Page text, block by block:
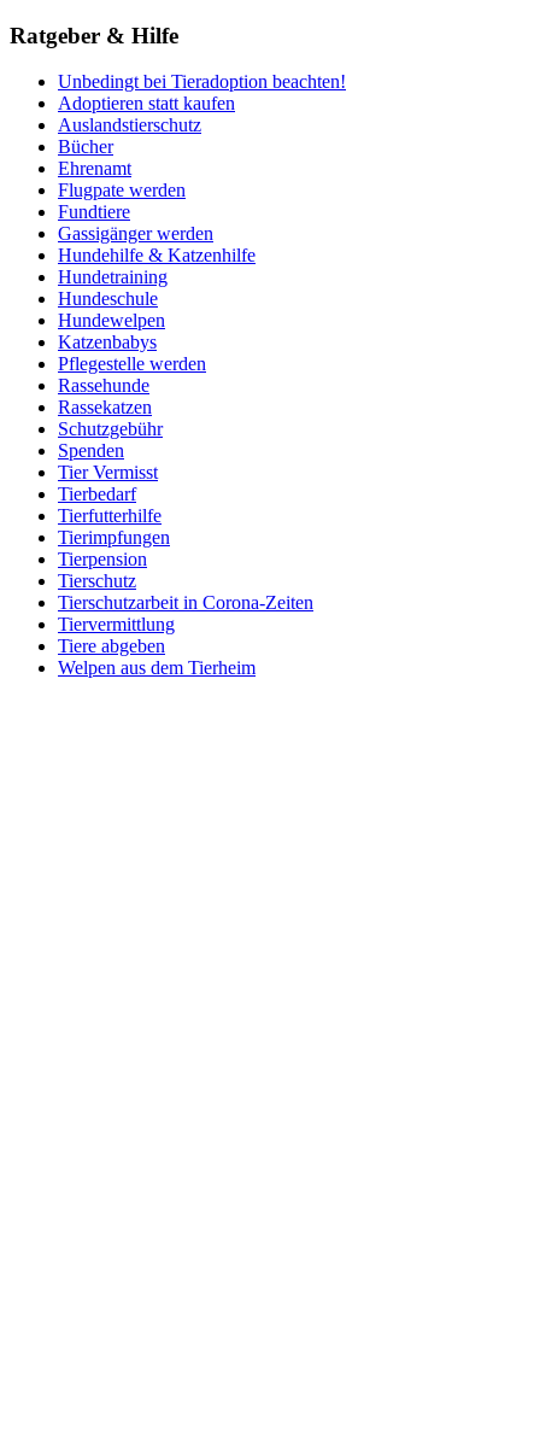
Ratgeber & Hilfe
Unbedingt bei Tieradoption beachten!
Adoptieren statt kaufen
Auslandstierschutz
Bücher
Ehrenamt
Flugpate werden
Fundtiere
Gassigänger werden
Hundehilfe & Katzenhilfe
Hundetraining
Hundeschule
Hundewelpen
Katzenbabys
Pflegestelle werden
Rassehunde
Rassekatzen
Schutzgebühr
Spenden
Tier Vermisst
Tierbedarf
Tierfutterhilfe
Tierimpfungen
Tierpension
Tierschutz
Tierschutzarbeit in Corona-Zeiten
Tiervermittlung
Tiere abgeben
Welpen aus dem Tierheim